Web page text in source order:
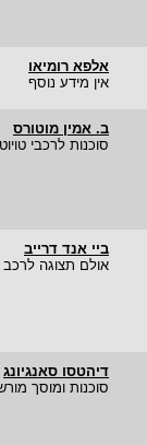
אלפא רומיאו
אין מידע נוסף
ב. אמין מוטורס
סוכנות לרכבי
ביי אנד דרייב
אולם תצוגה
דיהטסו סאנגיונג
סוכנות ומוסך